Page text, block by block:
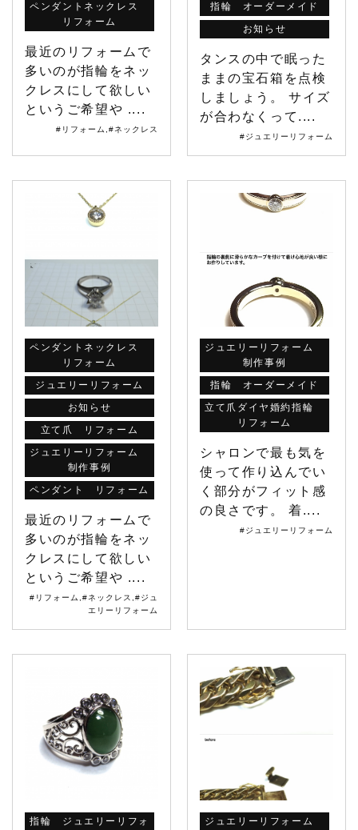
ペンダントネックレス
リフォーム
最近のリフォームで
多いのが指輪をネッ
クレスにして欲しい
というご希望や ....
#リフォーム #ネックレス
指輪 オーダーメイド
お知らせ
タンスの中で眠った
ままの宝石箱を点検
しましょう。 サイズ
が合わなくって....
#ジュエリーリフォーム
ペンダントネックレス
リフォーム
ジュエリーリフォーム
お知らせ
立て爪 リフォーム
ジュエリーリフォーム
制作事例
ペンダント リフォーム
最近のリフォームで
多いのが指輪をネッ
クレスにして欲しい
というご希望や ....
#リフォーム #ネックレス
#ジュ
エリーリフォーム
ジュエリーリフォーム
制作事例
指輪 オーダーメイド
立て爪ダイヤ婚約指輪
リフォーム
シャロンで最も気を
使って作り込んでい
く部分がフィット感
の良さです。 着....
#ジュエリーリフォーム
指輪 ジュエリーリフォ
ジュエリーリフォーム